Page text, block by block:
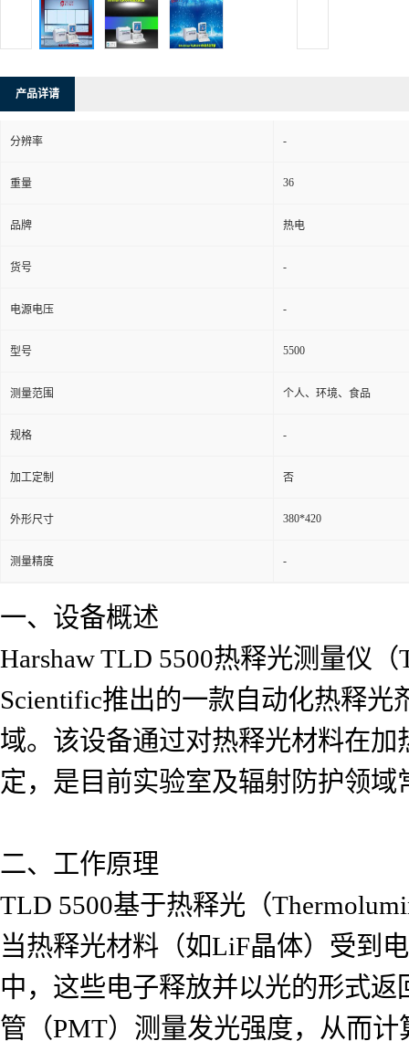
产品详请
分辨率 -
重量 36
品牌 热电
货号 -
电源电压 -
型号 5500
测量范围 个人、环境、食品
规格 -
加工定制 否
外形尺寸 380*420
测量精度 -
一、设备概述
Harshaw TLD 5500热释光测量仪（
Scientific推出的一款自动化热释
域。该设备通过对热释光材料在
定，是目前实验室及辐射防护领
二、工作原理
TLD 5500基于热释光（
当热释光材料（如LiF晶体）受到
中，这些电子释放并以光的形式
管（PMT）测量发光强度，从而计